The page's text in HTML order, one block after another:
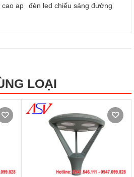
cao ap
đèn led chiếu sáng đường
LOẠI